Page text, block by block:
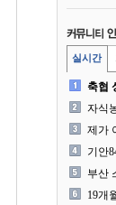
실시간
축협
기안
부산
19개